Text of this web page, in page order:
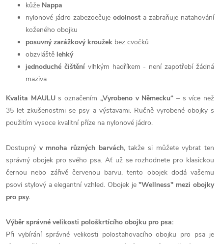
kůže Nappa
nylonové jádro zabezoečuje odolnost a zabraňuje natahování
koženého obojku
posuvný zarážkový kroužek bez cvočků
obzvláště lehký
jednoduché čištěnívlhkým hadříkem - není zapotřebí žádná
maziva
Kvalita MAULUs označením „Vyrobeno v Německu“ – s více než
35 let zkušenostmi se psy a výstavami. Ručně vyrobené obojky s
použitím vysoce kvalitní příze na nylonové jádro.
Dostupný v mnoha různých barvách,takže si můžete vybrat ten
správný obojek pro svého psa. Ať už se rozhodnete pro klasickou
černou nebo zářivě červenou barvu, tento obojek dodá vašemu
psovi stylový a elegantní vzhled. Obojek je"Wellness" mezi obojky
pro psy.
Výběr správné velikosti pološkrtícího obojku pro psa:
Při vybírání správné velikosti polostahovacího obojku pro psa je